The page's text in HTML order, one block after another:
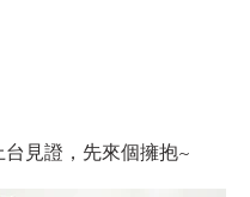
見證，先來個擁抱~